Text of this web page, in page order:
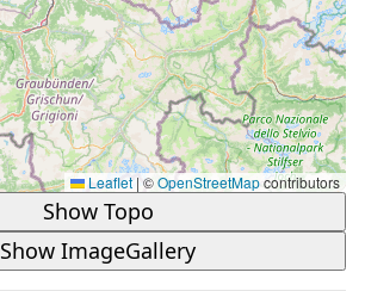
Leaflet | ©OpenStreetMapcontributors
Show Topo
Show ImageGallery